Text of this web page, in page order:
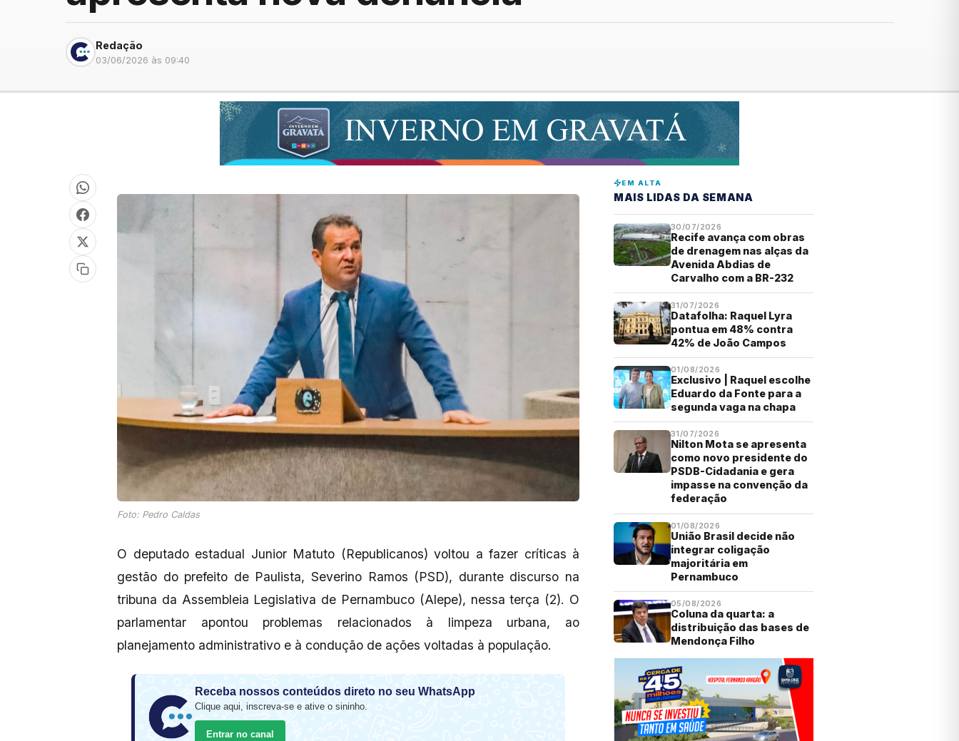
Redação
03/06/2026 às 09:40
Foto: Pedro Caldas
O deputado estadual Junior Matuto (Republicanos) voltou a fazer críticas à
gestão do prefeito de Paulista, Severino Ramos (PSD), durante discurso na
tribuna da Assembleia Legislativa de Pernambuco (Alepe), nessa terça (2). O
parlamentar apontou problemas relacionados à limpeza urbana, ao
planejamento administrativo e à condução de ações voltadas à população.
Receba nossos conteúdos direto no seu WhatsApp
Clique aqui, inscreva-se e ative o sininho.
Entrar no canal
EM ALTA
MAIS LIDAS DA SEMANA
30/07/2026
Recife avança com obras
de drenagem nas alças da
Avenida Abdias de
Carvalho com a BR-232
31/07/2026
Datafolha: Raquel Lyra
pontua em 48% contra
42% de João Campos
01/08/2026
Exclusivo | Raquel escolhe
Eduardo da Fonte para a
segunda vaga na chapa
31/07/2026
Nilton Mota se apresenta
como novo presidente do
PSDB-Cidadania e gera
impasse na convenção da
federação
01/08/2026
União Brasil decide não
integrar coligação
majoritária em
Pernambuco
05/08/2026
Coluna da quarta: a
distribuição das bases de
Mendonça Filho